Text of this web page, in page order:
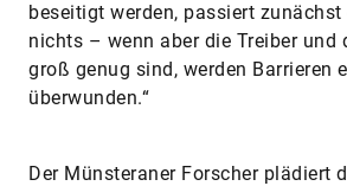
beseitigt werden, passiert
nichts – wenn aber die Treiber und
groß genug sind, werden Barrieren
überwunden.“
Der Münsteraner Forscher plädiert